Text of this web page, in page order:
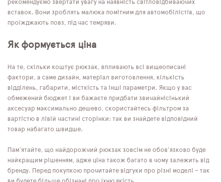
рекомендуємо звертати увагу на наявність світловідбиваючих
вставок. Вони зроблять малюка помітним для автомобілістів, що
проїжджають повз, під час темряви.
Як формується ціна
На те, скільки коштує рюкзак, впливають всі вищеописані
фактори, а саме дизайн, матеріал виготовлення, кількість
відділень, габарити, місткість та інші параметри. Якщо у вас
обмежений бюджет і ви бажаєте придбати звичайнісінький
аксесуар максимально дешево, скористайтесь фільтром за
вартістю в лівій частині сторінки: так ви знайдете відповідний
товар набагато швидше.
Пам'ятайте, що найдорожчий рюкзак зовсім не обов'язково буде
найкращим рішенням, адже ціна також багато в чому залежить від
бренду. Перед покупкою прочитайте відгуки про різні моделі – так